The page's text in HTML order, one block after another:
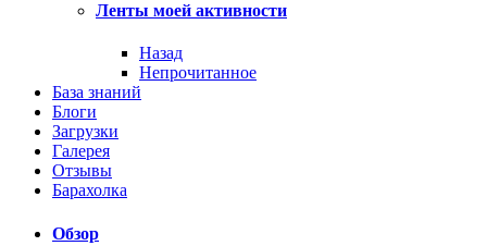
Ленты моей активности
Назад
Непрочитанное
База знаний
Блоги
Загрузки
Галерея
Отзывы
Барахолка
Обзор